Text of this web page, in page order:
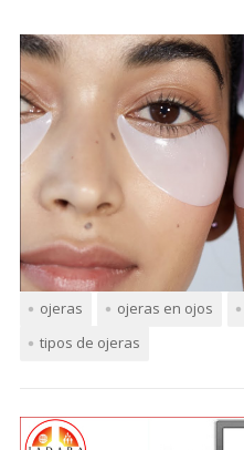
ojeras ojeras en ojos
tipos de ojeras